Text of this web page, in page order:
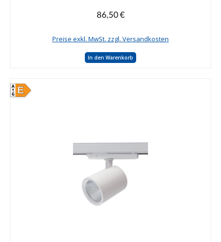
Regulärer Preis:
86,50 €
Preise exkl. MwSt. zzgl. Versandkosten
In den Warenkorb
E